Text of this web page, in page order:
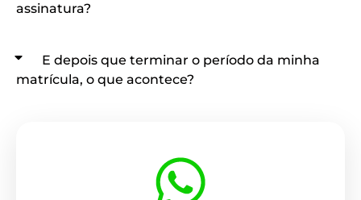
assinatura?
E depois que terminar o período da minha
matrícula, o que acontece?